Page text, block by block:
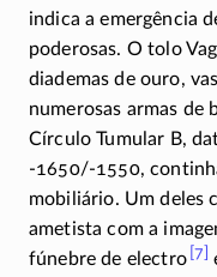
indica a emergência
poderosas. O tolo
diademas de ouro,
numerosas armas de
Círculo Tumular B,
-1650/-1550,
mobiliário. Um deles
ametista com a
fúnebre de electro [7]